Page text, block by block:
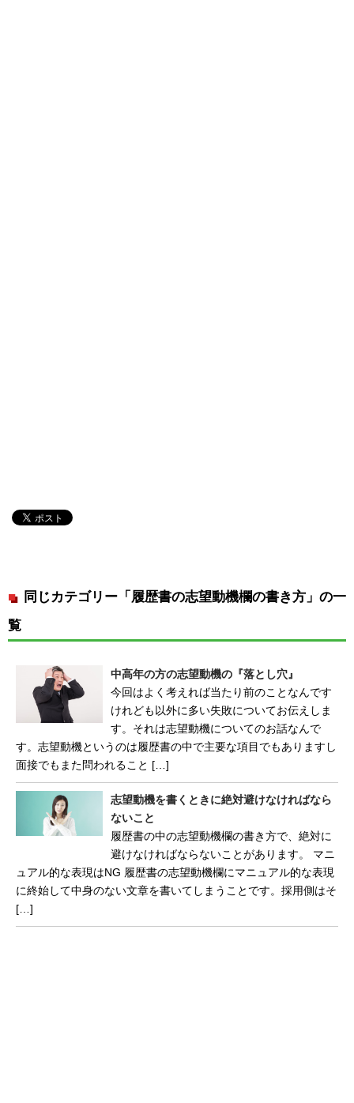
同じカテゴリー「履歴書の志望動機欄の書き方」の一
覧
中高年の方の志望動機の『落とし穴』
今回はよく考えれば当たり前のことなんです
けれども以外に多い失敗についてお伝えしま
す。それは志望動機についてのお話なんで
す。志望動機というのは履歴書の中で主要な項目でもありますし
面接でもまた問われること […]
志望動機を書くときに絶対避けなければなら
ないこと
履歴書の中の志望動機欄の書き方で、絶対に
避けなければならないことがあります。 マニ
ュアル的な表現はNG 履歴書の志望動機欄にマニュアル的な表現
に終始して中身のない文章を書いてしまうことです。採用側はそ
[…]